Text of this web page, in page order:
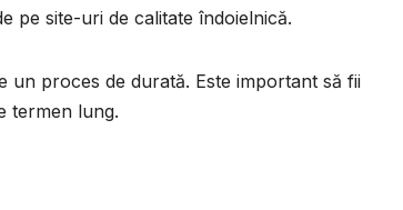
pe site-uri de calitate îndoielnică.
un proces de durată. Este important să fii
termen lung.